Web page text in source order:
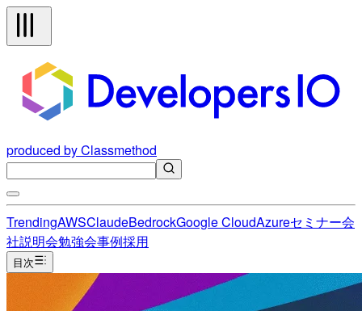
produced by Classmethod
TrendingAWSClaudeBedrockGoogle CloudAzureセミナー会
社説明会勉強会事例採用
目次